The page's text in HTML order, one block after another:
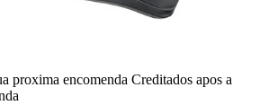
proxima encomenda Creditados apos a